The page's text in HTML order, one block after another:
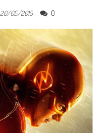
20/05/2015 0